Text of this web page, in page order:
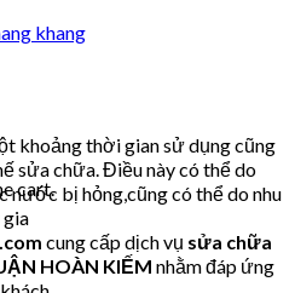
cart.
khang
khoảng thời gian sử dụng cũng
sửa chữa. Điều này có thể do
nước bị hỏng,cũng có thể do nhu
cung cấp dịch vụ sửa chữa
HOÀN KIẾM nhằm đáp ứng